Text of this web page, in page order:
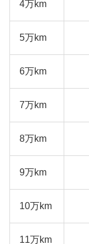
4万km
5万km
6万km
7万km
8万km
9万km
10万km
11万km